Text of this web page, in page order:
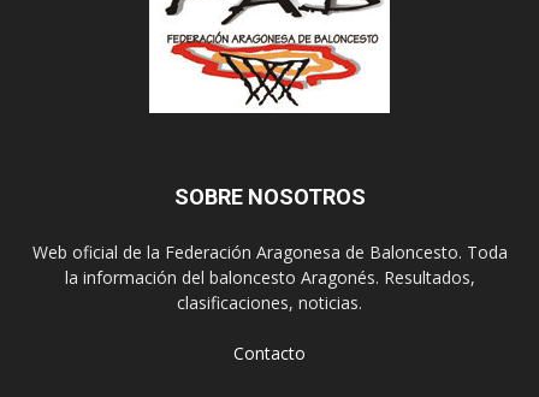
SOBRE NOSOTROS
Web oficial de la Federación Aragonesa de Baloncesto. Toda
la información del baloncesto Aragonés. Resultados,
clasificaciones, noticias.
Contacto